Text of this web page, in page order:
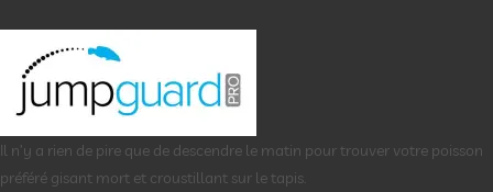
Il n’y a rien de pire que de descendre le matin pour trouver votre poisson
préféré gisant mort et croustillant sur le tapis.